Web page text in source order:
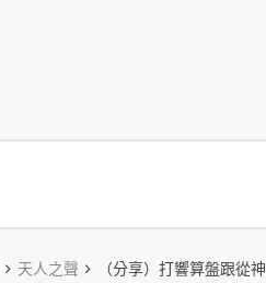
天人之聲 （分享）打響算盤跟從神